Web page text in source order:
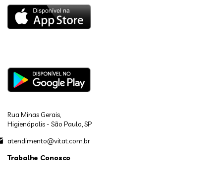
Rua Minas Gerais,
Higienópolis - São Paulo, SP
atendimento@vitat.com.br
Trabalhe Conosco